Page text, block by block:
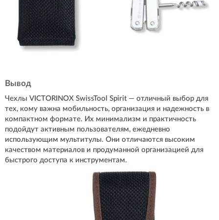
Вывод
Чехлы VICTORINOX SwissTool Spirit — отличный выбор для
тех, кому важна мобильность, организация и надежность в
компактном формате. Их минимализм и практичность
подойдут активным пользователям, ежедневно
использующим мультитулы. Они отличаются высоким
качеством материалов и продуманной организацией для
быстрого доступа к инструментам.